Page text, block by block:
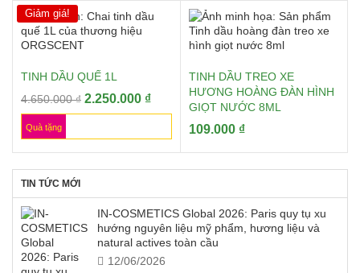
là:
60.000 ₫.
tại
là:
Giảm giá!
TINH DẦU QUẾ 1L
4.650.000₫ Giá
gốc
2.250.000 ₫Giá
hiện
Quà tặng
TINH DẦU TREO XE
HƯƠNG HOÀNG ĐÀN HÌNH
GIỌT NƯỚC 8ML
109.000 ₫
TIN TỨC MỚI
IN-COSMETICS Global 2026: Paris quy tụ xu
hướng nguyên liệu mỹ phẩm, hương liệu và
natural actives toàn cầu
12/06/2026